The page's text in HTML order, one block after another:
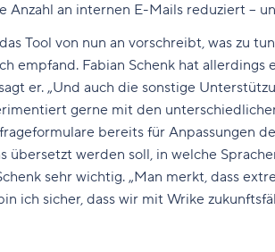
Anzahl an internen E-Mails reduziert –
Tool von nun an vorschreibt, was zu
empfand. Fabian Schenk hat
er. „Und auch die sonstige
gerne mit den
bereits für Anpassungen
übersetzt werden soll, in welche
sehr wichtig. „Man merkt, dass
ich sicher, dass wir mit Wrike